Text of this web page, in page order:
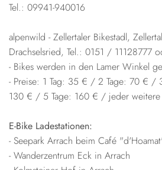
Tel.: 09941-940016
alpenwild - Zellertaler Bikestadl,
Drachselsried, Tel.: 0151 / 11128777
- Bikes werden in den Lamer Winkel
- Preise: 1 Tag: 35 € / 2 Tage: 70 € /
130 € / 5 Tage: 160 € / jeder weitere
E-Bike Ladestationen:
- Seepark Arrach beim Café
- Wanderzentrum Eck in Arrach